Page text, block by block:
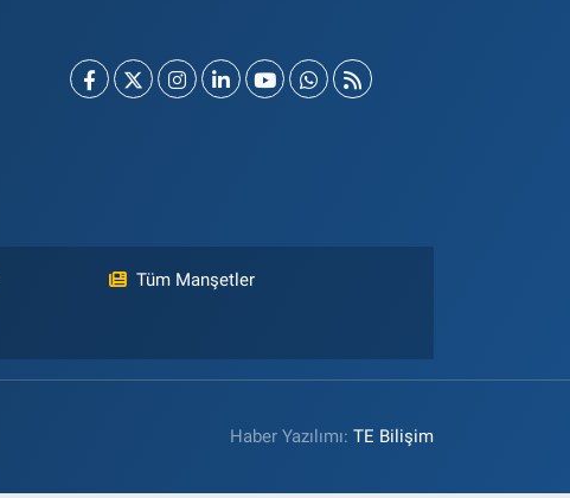
Tüm Manşetler
Haber Yazılımı:TE Bilişim